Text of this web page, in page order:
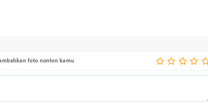
foto nonton kamu